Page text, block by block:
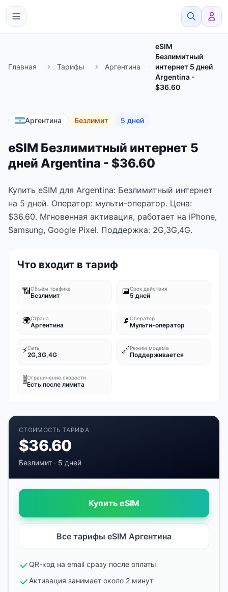
Главная Тарифы Аргентина
eSIM
Безлимитный
интернет 5 дней
Argentina -
$36.60
Аргентина Безлимит 5 дней
eSIM Безлимитный интернет 5
дней Argentina - $36.60
Купить eSIM для Argentina: Безлимитный интернет
на 5 дней. Оператор: мульти-оператор. Цена:
$36.60. Мгновенная активация, работает на iPhone,
Samsung, Google Pixel. Поддержка: 2G,3G,4G.
Что входит в тариф
📶Объём трафика
Безлимит 📅Срок действия
5 дней
🌍Страна
Аргентина 📡 Оператор
Мульти-оператор
⚡Сеть
2G,3G,4G 🔗Режим модема
Поддерживается
🎚️Ограничение скорости
Есть после лимита
СТОИМОСТЬ ТАРИФА
$36.60
Безлимит · 5 дней
Купить eSIM
Все тарифы eSIM Аргентина
QR-код на email сразу после оплаты
Активация занимает около 2 минут